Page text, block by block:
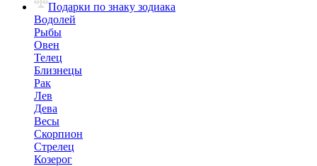
Подарки по знаку зодиака
Водолей
Рыбы
Овен
Телец
Близнецы
Рак
Лев
Дева
Весы
Скорпион
Стрелец
Козерог